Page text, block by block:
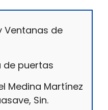
Ventanas de
de puertas
Medina Martínez
Sin.